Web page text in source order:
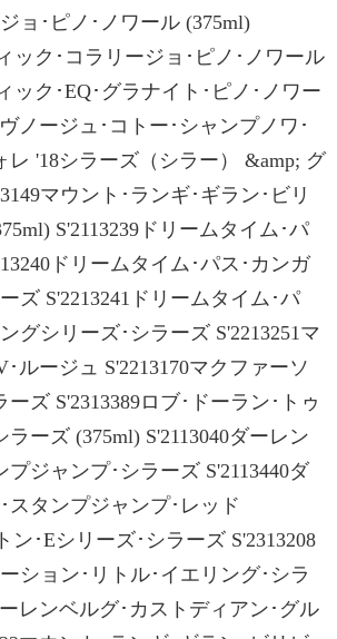
ョ･ピノ･ノワール (375ml)
ック･コラリージョ･ピノ･ノワール
ック･EQ･グラナイト･ピノ･ノワー
ノージュ･コトー･シャンプノワ･
レ '18シラーズ（シラー） &amp; グ
マウント･ランギ･ギラン･ビリ
S'2113239ドリームタイム･パ
ドリームタイム･パス･カンガ
ズ S'2213241ドリームタイム･パ
グシリーズ･シラーズ S'2213251マ
ルージュ S'2213170マクファーソ
ーズ S'2313389ロブ･ドーラン･トゥ
ーズ (375ml) S'2113040ダーレン
ジャンプ･シラーズ S'2113440ダ
スタンプジャンプ･レッド
ン･Eシリーズ･シラーズ S'2313208
ション･リトル･イエリング･シラ
レンベルグ･カストディアン･グル